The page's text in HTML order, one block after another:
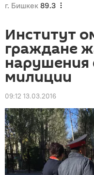
г. Бишкек 89.3
Институт
граждане
нарушения
милиции
09:12 13.03.2016